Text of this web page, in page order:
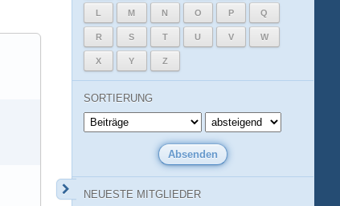
L M N O P Q
R S T U V W
X Y Z
SORTIERUNG
NEUESTE MITGLIEDER